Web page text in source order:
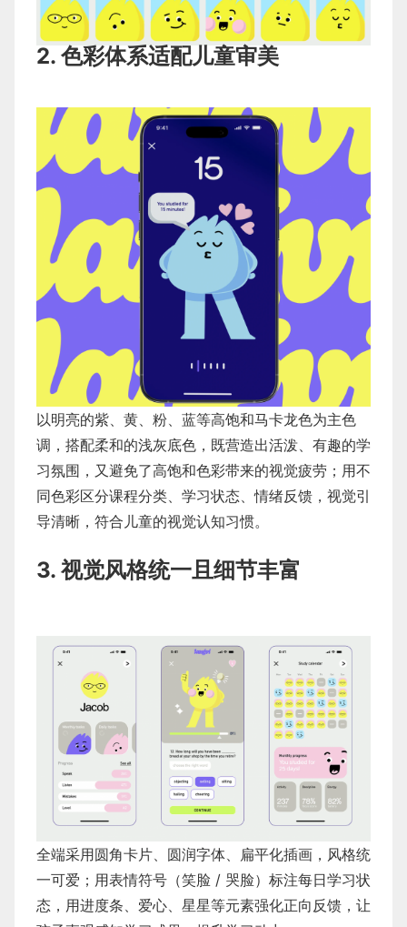
2. 色彩体系适配儿童审美
以明亮的紫、黄、粉、蓝等高饱和马卡龙色为主色
调，搭配柔和的浅灰底色，既营造出活泼、有趣的学
习氛围，又避免了高饱和色彩带来的视觉疲劳；用不
同色彩区分课程分类、学习状态、情绪反馈，视觉引
导清晰，符合儿童的视觉认知习惯。
3. 视觉风格统一且细节丰富
全端采用圆角卡片、圆润字体、扁平化插画，风格统
一可爱；用表情符号（笑脸 / 哭脸）标注每日学习状
态，用进度条、爱心、星星等元素强化正向反馈，让